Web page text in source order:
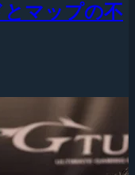
とマップの不